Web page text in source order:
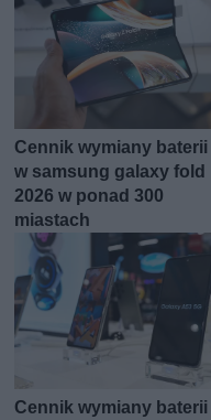
Cennik wymiany baterii
w samsung galaxy fold
2026 w ponad 300
miastach
Cennik wymiany baterii